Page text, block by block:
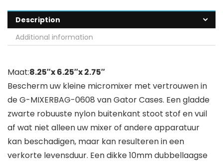
Description
Additional information
Maat:8.25″x 6.25″x 2.75″
Bescherm uw kleine micromixer met vertrouwen in
de G-MIXERBAG-0608 van Gator Cases. Een gladde
zwarte robuuste nylon buitenkant stoot stof en vuil
af wat niet alleen uw mixer of andere apparatuur
kan beschadigen, maar kan resulteren in een
verkorte levensduur. Een dikke 10mm dubbellaagse